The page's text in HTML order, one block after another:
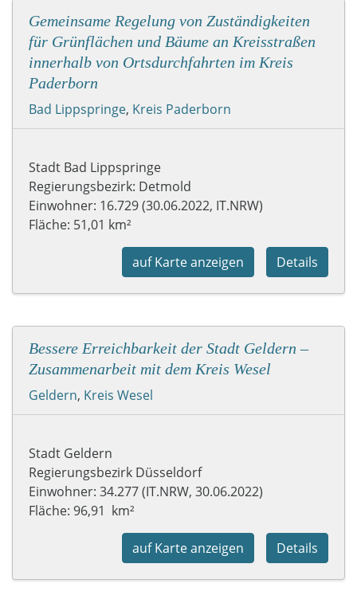
Gemeinsame Regelung von Zuständigkeiten
für Grünflächen und Bäume an Kreisstraßen
innerhalb von Ortsdurchfahrten im Kreis
Paderborn
Bad Lippspringe, Kreis Paderborn
Stadt Bad Lippspringe
Regierungsbezirk: Detmold
Einwohner: 16.729 (30.06.2022, IT.NRW)
Fläche: 51,01 km²
Details
auf Karte anzeigen
Bessere Erreichbarkeit der Stadt Geldern –
Zusammenarbeit mit dem Kreis Wesel
Geldern, Kreis Wesel
Stadt Geldern
Regierungsbezirk Düsseldorf
Einwohner: 34.277 (IT.NRW, 30.06.2022)
Fläche: 96,91 km²
Details
auf Karte anzeigen